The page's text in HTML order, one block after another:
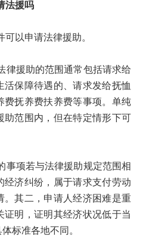
法援吗
以申请法律援助。
援助的范围通常包括请求给
保障待遇的、请求发给抚恤
费抚养费扶养费等事项。单纯
范围内，但在特定情形下可
项若与法律援助规定范围相
经济纠纷，属于请求支付劳动
。其二，申请人经济困难是重
明，证明其经济状况低于当
标准各地不同。